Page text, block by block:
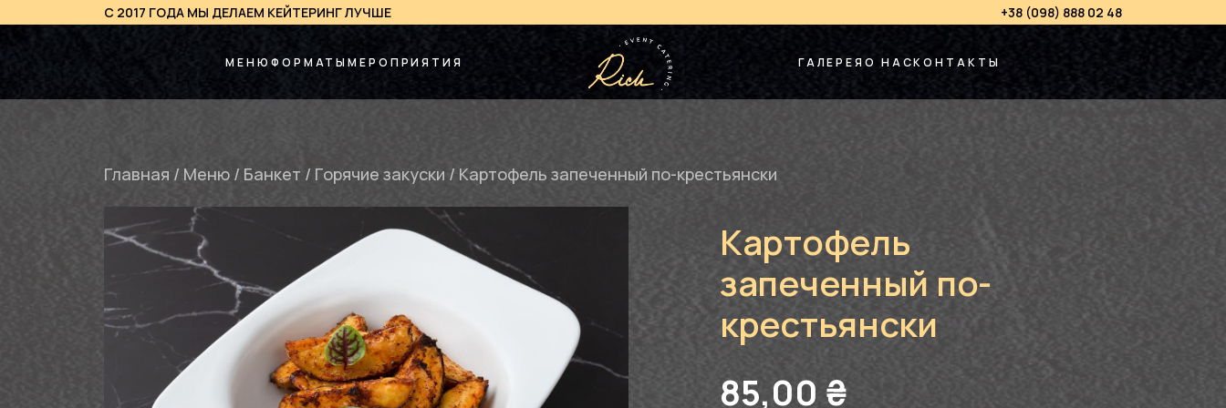
С 2017 ГОДА МЫ ДЕЛАЕМ КЕЙТЕРИНГ ЛУЧШЕ +38 (098) 888 02 48
МЕНЮФОРМАТЫМЕРОПРИЯТИЯ ГАЛЕРЕЯО НАСКОНТАКТЫ
Главная / Меню / Банкет / Горячие закуски / Картофель запеченный по-крестьянски
Картофель
запеченный по-
крестьянски
85,00 ₴